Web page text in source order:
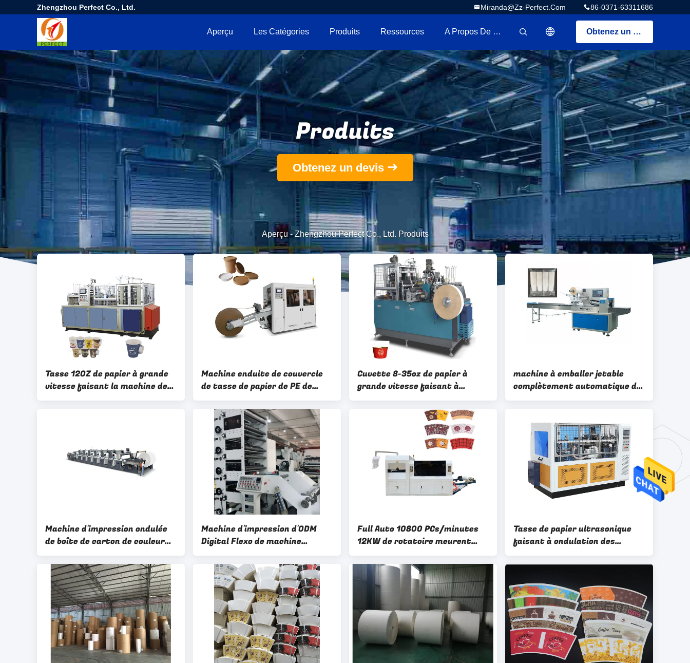
Zhengzhou Perfect Co., Ltd. 86-0371-63311686
Miranda@zz-Perfect.com
Obtenez un devis
描述
Aperçu Les Catégories Produits Ressources A Propos De Nous
Produits
Obtenez un devis
Aperçu -Zhengzhou Perfect Co., Ltd. Produits
Tasse 12OZ de papier à grande
vitesse faisant la machine de
tasse de papier de thé des
Machine enduite de couvercle
de tasse de papier de PE de
haute performance pour la
tasse de café
Cuvette 8-35oz de papier à
grande vitesse faisant à
machine 60-70 PCs/minute
machine à emballer jetable
complètement automatique de
tasse de 450mm pour les
Machine d'impression ondulée
de boîte de carton de couleur
multi de la CE 150KW
Machine d'impression d'ODM
Digital Flexo de machine
d'impression d'écran de tasse
de papier du diamètre 1300mm
Full Auto 10800 PCs/minutes
12KW de rotatoire meurent
coupeur pour ridé
Tasse de papier ultrasonique
faisant à ondulation des
machines 350g/M2 la machine
de veste de tasse de papier